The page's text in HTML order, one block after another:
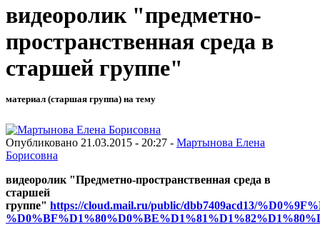
видеоролик "предметно-
пространственная среда в
старшей группе"
материал (старшая группа) на тему
Опубликовано 21.03.2015 - 20:27 - Мартынова Елена
Борисовна
видеоролик "Предметно-пространственная среда в
старшей
группе" https://cloud.mail.ru/public/dbb7409acd13/